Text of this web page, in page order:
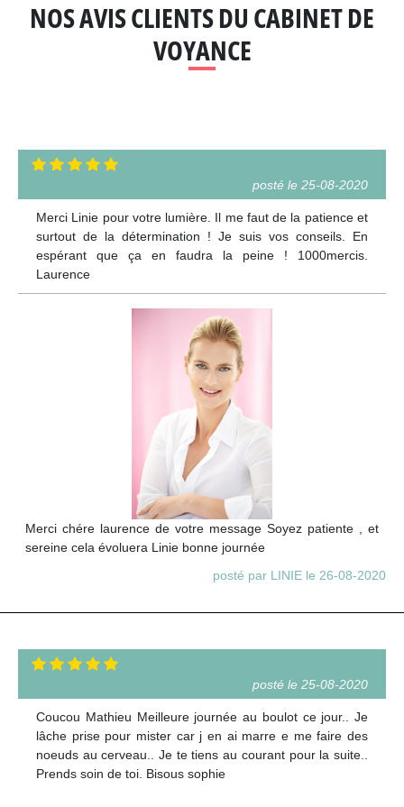
NOS AVIS CLIENTS DU CABINET DE
VOYANCE
posté le 25-08-2020
Merci Linie pour votre lumière. Il me faut de la patience et
surtout de la détermination ! Je suis vos conseils. En
espérant que ça en faudra la peine ! 1000mercis.
Laurence
Merci chére laurence de votre message Soyez patiente , et
sereine cela évoluera Linie bonne journée
posté par LINIE le 26-08-2020
posté le 25-08-2020
Coucou Mathieu Meilleure journée au boulot ce jour.. Je
lâche prise pour mister car j en ai marre e me faire des
noeuds au cerveau.. Je te tiens au courant pour la suite..
Prends soin de toi. Bisous sophie